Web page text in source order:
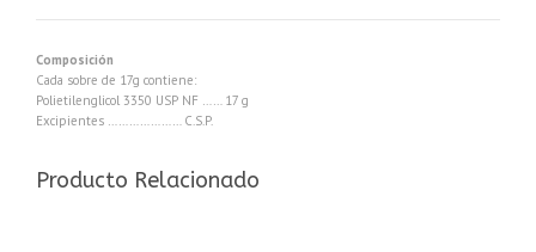
Composición
Cada sobre de 17g contiene:
Polietilenglicol 3350 USP NF …… 17 g
Excipientes ………………… C.S.P.
Producto Relacionado